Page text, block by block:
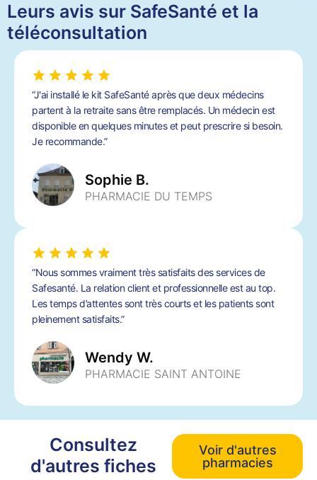
Leurs avis sur SafeSanté et la
téléconsultation
“J'ai installé le kit SafeSanté après que deux médecins
partent à la retraite sans être remplacés. Un médecin est
disponible en quelques minutes et peut prescrire si besoin.
Je recommande.”
Sophie B.
PHARMACIE DU TEMPS
“Nous sommes vraiment très satisfaits des services de
Safesanté. La relation client et professionnelle est au top.
Les temps d’attentes sont très courts et les patients sont
pleinement satisfaits.”
Wendy W.
PHARMACIE SAINT ANTOINE
Consultez
d'autres fiches
Voir d'autres
pharmacies